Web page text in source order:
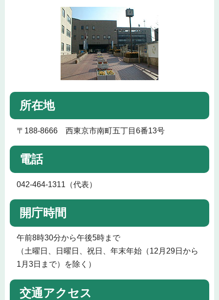
所在地
〒188-8666 西東京市南町五丁目6番13号
電話
042-464-1311（代表）
開庁時間
午前8時30分から午後5時まで
（土曜日、日曜日、祝日、年末年始（12月29日から
1月3日まで）を除く）
交通アクセス